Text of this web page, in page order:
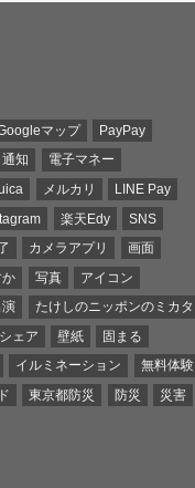
マップ
PayPay
通知
電子マネー
メルカリ
LINE Pay
楽天Edy
SNS
カメラアプリ
画面
写真
アイコン
演
たけしのニッポンのミカタ
シェア 壁紙
固まる
イルミネーション
無料体験
東京都防災 防災
災害